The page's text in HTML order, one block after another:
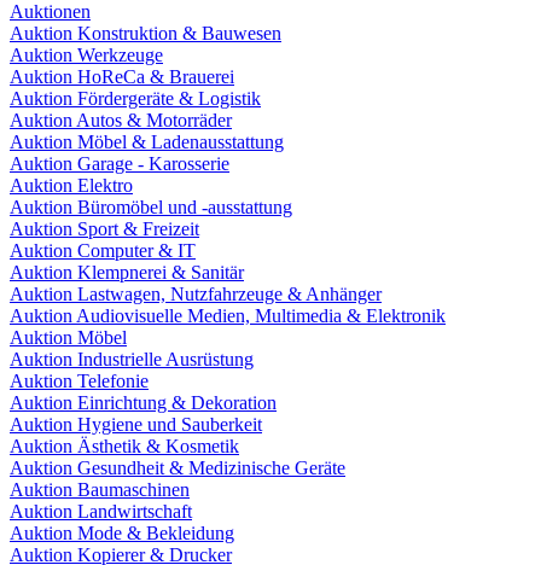
Auktionen
Auktion Konstruktion & Bauwesen
Auktion Werkzeuge
Auktion HoReCa & Brauerei
Auktion Fördergeräte & Logistik
Auktion Autos & Motorräder
Auktion Möbel & Ladenausstattung
Auktion Garage - Karosserie
Auktion Elektro
Auktion Büromöbel und -ausstattung
Auktion Sport & Freizeit
Auktion Computer & IT
Auktion Klempnerei & Sanitär
Auktion Lastwagen, Nutzfahrzeuge & Anhänger
Auktion Audiovisuelle Medien, Multimedia & Elektronik
Auktion Möbel
Auktion Industrielle Ausrüstung
Auktion Telefonie
Auktion Einrichtung & Dekoration
Auktion Hygiene und Sauberkeit
Auktion Ästhetik & Kosmetik
Auktion Gesundheit & Medizinische Geräte
Auktion Baumaschinen
Auktion Landwirtschaft
Auktion Mode & Bekleidung
Auktion Kopierer & Drucker